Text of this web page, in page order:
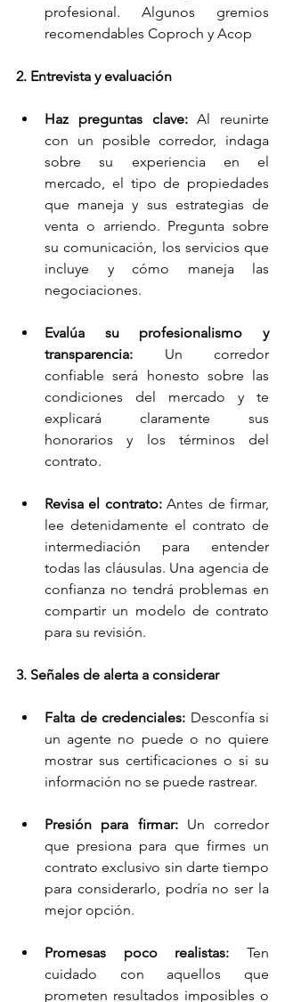
profesional. Algunos gremios
recomendables Coproch y Acop
2. Entrevista y evaluación
Haz preguntas clave: Al reunirte
con un posible corredor, indaga
sobre su experiencia en el
mercado, el tipo de propiedades
que maneja y sus estrategias de
venta o arriendo. Pregunta sobre
su comunicación, los servicios que
incluye y cómo maneja las
negociaciones.
Evalúa su profesionalismo y
transparencia: Un corredor
confiable será honesto sobre las
condiciones del mercado y te
explicará claramente sus
honorarios y los términos del
contrato.
Revisa el contrato: Antes de firmar,
lee detenidamente el contrato de
intermediación para entender
todas las cláusulas. Una agencia de
confianza no tendrá problemas en
compartir un modelo de contrato
para su revisión.
3. Señales de alerta a considerar
Falta de credenciales: Desconfía si
un agente no puede o no quiere
mostrar sus certificaciones o si su
información no se puede rastrear.
Presión para firmar: Un corredor
que presiona para que firmes un
contrato exclusivo sin darte tiempo
para considerarlo, podría no ser la
mejor opción.
Promesas poco realistas: Ten
cuidado con aquellos que
prometen resultados imposibles o